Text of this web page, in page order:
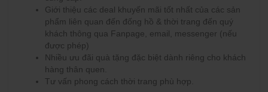
Giới thiệu các deal khuyến mãi tốt nhất của các sản
phẩm liên quan đến đống hồ & thời trang đến quý
khách thông qua Fanpage, email, messenger (nếu
được phép)
Nhiều ưu đãi quà tặng đặc biệt dành riêng cho khách
hàng thân quen.
Tư vấn phong cách thời trang phù hợp.